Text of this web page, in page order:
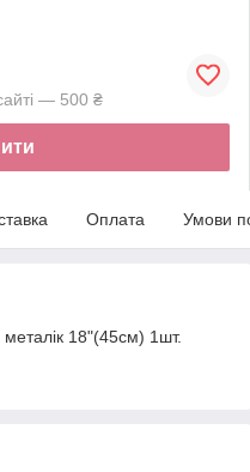
— 500 ₴
Оплата Умови
металік 18"(45см) 1шт.